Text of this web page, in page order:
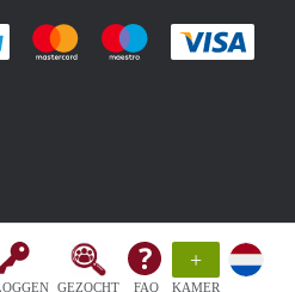
GEZOCHT FAQ
+
KAMER
Je rekent gemakkelijk af met Paypal
Je rekent gemakkelijk af met
Je rekent